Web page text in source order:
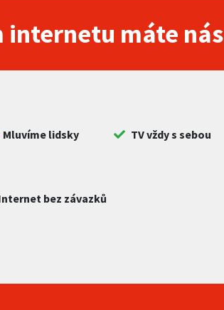
internetu máte nás
Mluvíme lidsky TV vždy s sebou
bez závazků